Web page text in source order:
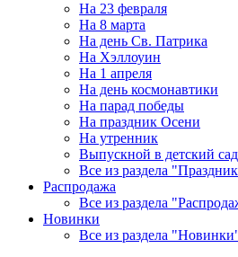
На 23 февраля
На 8 марта
На день Св. Патрика
На Хэллоуин
На 1 апреля
На день космонавтики
На парад победы
На праздник Осени
На утренник
Выпускной в детский сад
Все из раздела
Распродажа
Все из раздела
Новинки
Все из раздела